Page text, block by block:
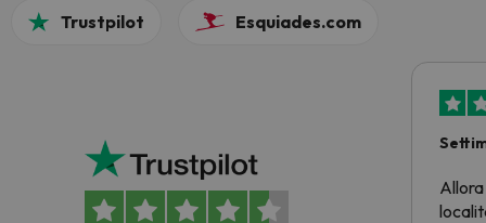
Trustpilot Esquiades.com
Allora